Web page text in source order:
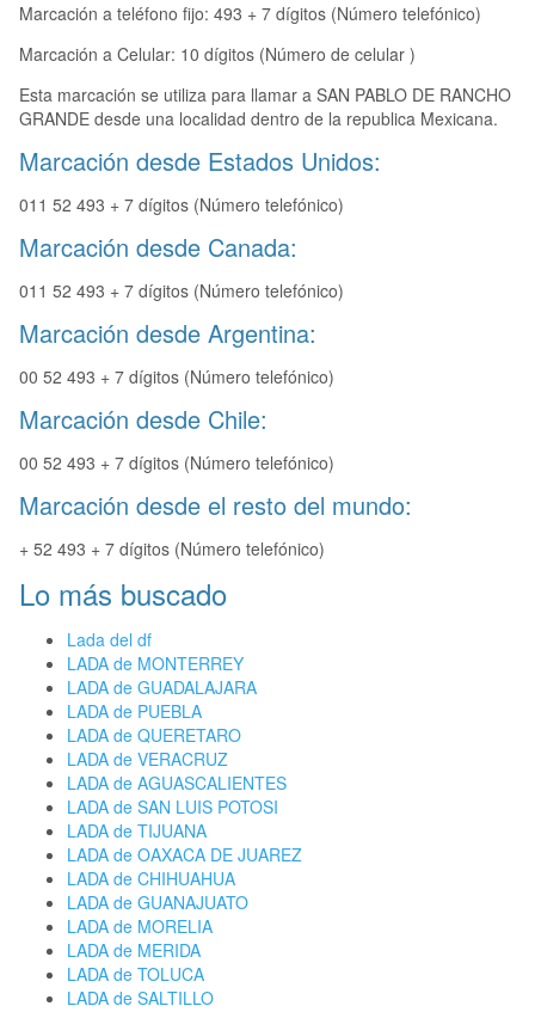
Marcación a teléfono fijo: 493 + 7 dígitos (Número telefónico)
Marcación a Celular: 10 dígitos (Número de celular )
Esta marcación se utiliza para llamar a SAN PABLO DE RANCHO
GRANDE desde una localidad dentro de la republica Mexicana.
Marcación desde Estados Unidos:
011 52 493 + 7 dígitos (Número telefónico)
Marcación desde Canada:
011 52 493 + 7 dígitos (Número telefónico)
Marcación desde Argentina:
00 52 493 + 7 dígitos (Número telefónico)
Marcación desde Chile:
00 52 493 + 7 dígitos (Número telefónico)
Marcación desde el resto del mundo:
+ 52 493 + 7 dígitos (Número telefónico)
Lo más buscado
Lada del df
LADA de MONTERREY
LADA de GUADALAJARA
LADA de PUEBLA
LADA de QUERETARO
LADA de VERACRUZ
LADA de AGUASCALIENTES
LADA de SAN LUIS POTOSI
LADA de TIJUANA
LADA de OAXACA DE JUAREZ
LADA de CHIHUAHUA
LADA de GUANAJUATO
LADA de MORELIA
LADA de MERIDA
LADA de TOLUCA
LADA de SALTILLO